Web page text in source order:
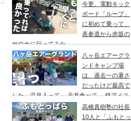
今更、電動キック
ボード「ループ」
に初めて乗って、
表参道から赤坂の
サウナに行ってみた。
八ヶ岳エアーグラ
ンドキャンプ場
は、過去一の暑さ
だったけど最高で
した。温泉入って→ 天丼食べて→ 桃アイス
食べて。ファミリーキャンプにもキャンプデ
ートにもお勧めです。DOD＆ムラコでグル
高橋真樹塾の社長
10人と「ふもとっ